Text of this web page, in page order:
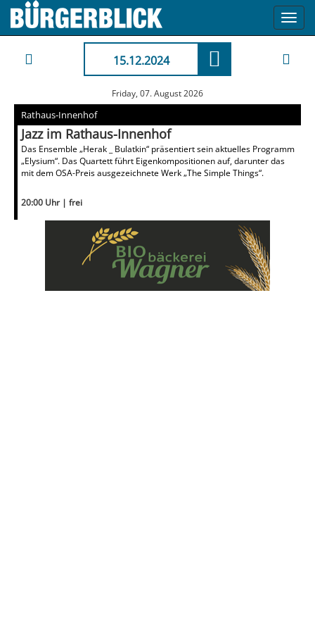
15.12.2024
Friday, 07. August 2026
Rathaus-Innenhof
Jazz im Rathaus-Innenhof
Das Ensemble „Herak _ Bulatkin“ präsentiert sein aktuelles Programm
„Elysium“. Das Quartett führt Eigenkompositionen auf, darunter das
mit dem OSA-Preis ausgezeichnete Werk „The Simple Things“.
20:00 Uhr | frei